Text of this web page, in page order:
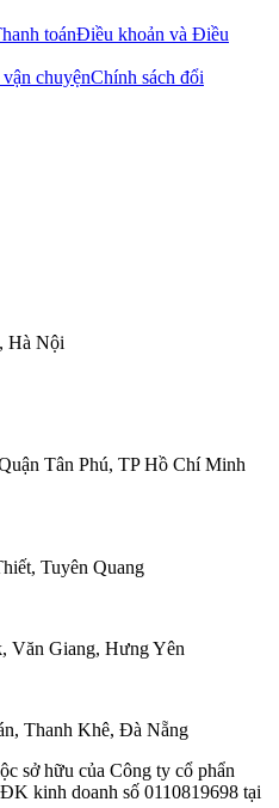
toánĐiều khoản và Điều
chuyệnChính sách đổi
Hà Nội
Tân Phú, TP Hồ Chí Minh
Tuyên Quang
Văn Giang, Hưng Yên
Thanh Khê, Đà Nẵng
sở hữu của Công ty cổ phẩn
kinh doanh số 0110819698 tại